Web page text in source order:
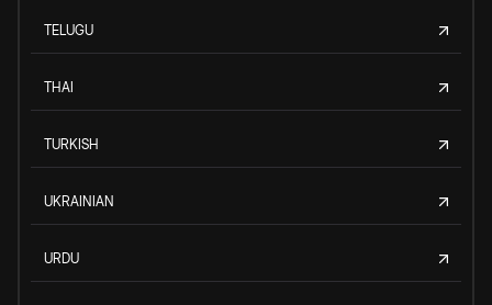
TELUGU
THAI
TURKISH
UKRAINIAN
URDU